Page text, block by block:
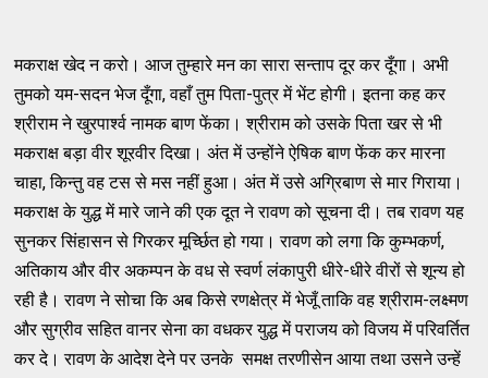
मकराक्ष खेद न करो। आज तुम्हारे मन का सारा सन्ताप दूर कर दूँगा। अभी
तुमको यम-सदन भेज दूँगा, वहाँ तुम पिता-पुत्र में भेंट होगी। इतना कह कर
श्रीराम ने खुरपार्श्व नामक बाण फेंका। श्रीराम को उसके पिता खर से भी
मकराक्ष बड़ा वीर शूरवीर दिखा। अंत में उन्होंने ऐषिक बाण फेंक कर मारना
चाहा, किन्तु वह टस से मस नहीं हुआ। अंत में उसे अग्रिबाण से मार गिराया।
मकराक्ष के युद्ध में मारे जाने की एक दूत ने रावण को सूचना दी। तब रावण यह
सुनकर सिंहासन से गिरकर मूर्च्छित हो गया। रावण को लगा कि कुम्भकर्ण,
अतिकाय और वीर अकम्पन के वध से स्वर्ण लंकापुरी धीरे-धीरे वीरों से शून्य हो
रही है। रावण ने सोचा कि अब किसे रणक्षेत्र में भेजूँ ताकि वह श्रीराम-लक्ष्मण
और सुग्रीव सहित वानर सेना का वधकर युद्ध में पराजय को विजय में परिवर्तित
कर दे। रावण के आदेश देने पर उनके समक्ष तरणीसेन आया तथा उसने उन्हें